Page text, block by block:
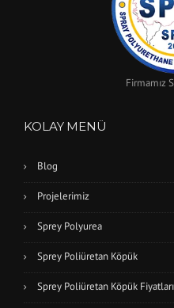
Firmamız
KOLAY MENÜ
Blog
Projelerimiz
Sprey Polyurea
Sprey Poliüretan Köpük
Sprey Poliüretan Köpük Fiyatları